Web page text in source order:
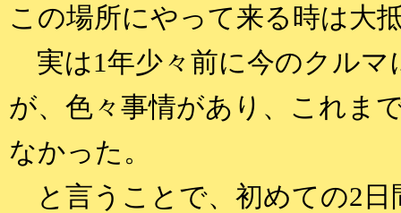
この場所にやって来る時は大
実は1年少々前に今のクルマ
が、色々事情があり、これま
なかった。
と言うことで、初めての2日